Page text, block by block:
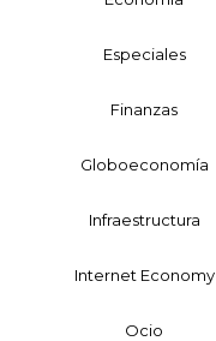
Especiales
Finanzas
Globoeconomía
Infraestructura
Internet Economy
Ocio